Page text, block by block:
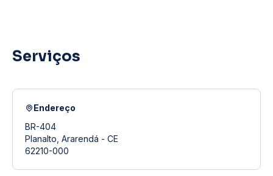
Serviços
Endereço
BR-404
Planalto, Ararendá - CE
62210-000